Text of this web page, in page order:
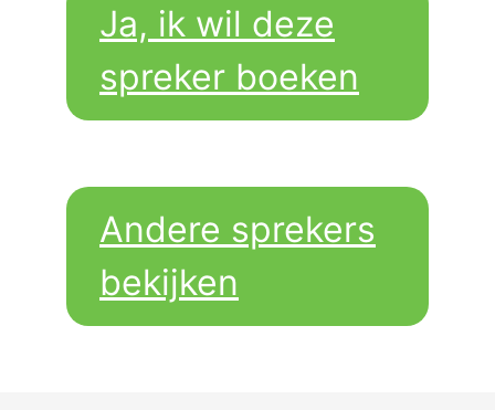
Ja, ik wil deze
spreker boeken
Andere sprekers
bekijken